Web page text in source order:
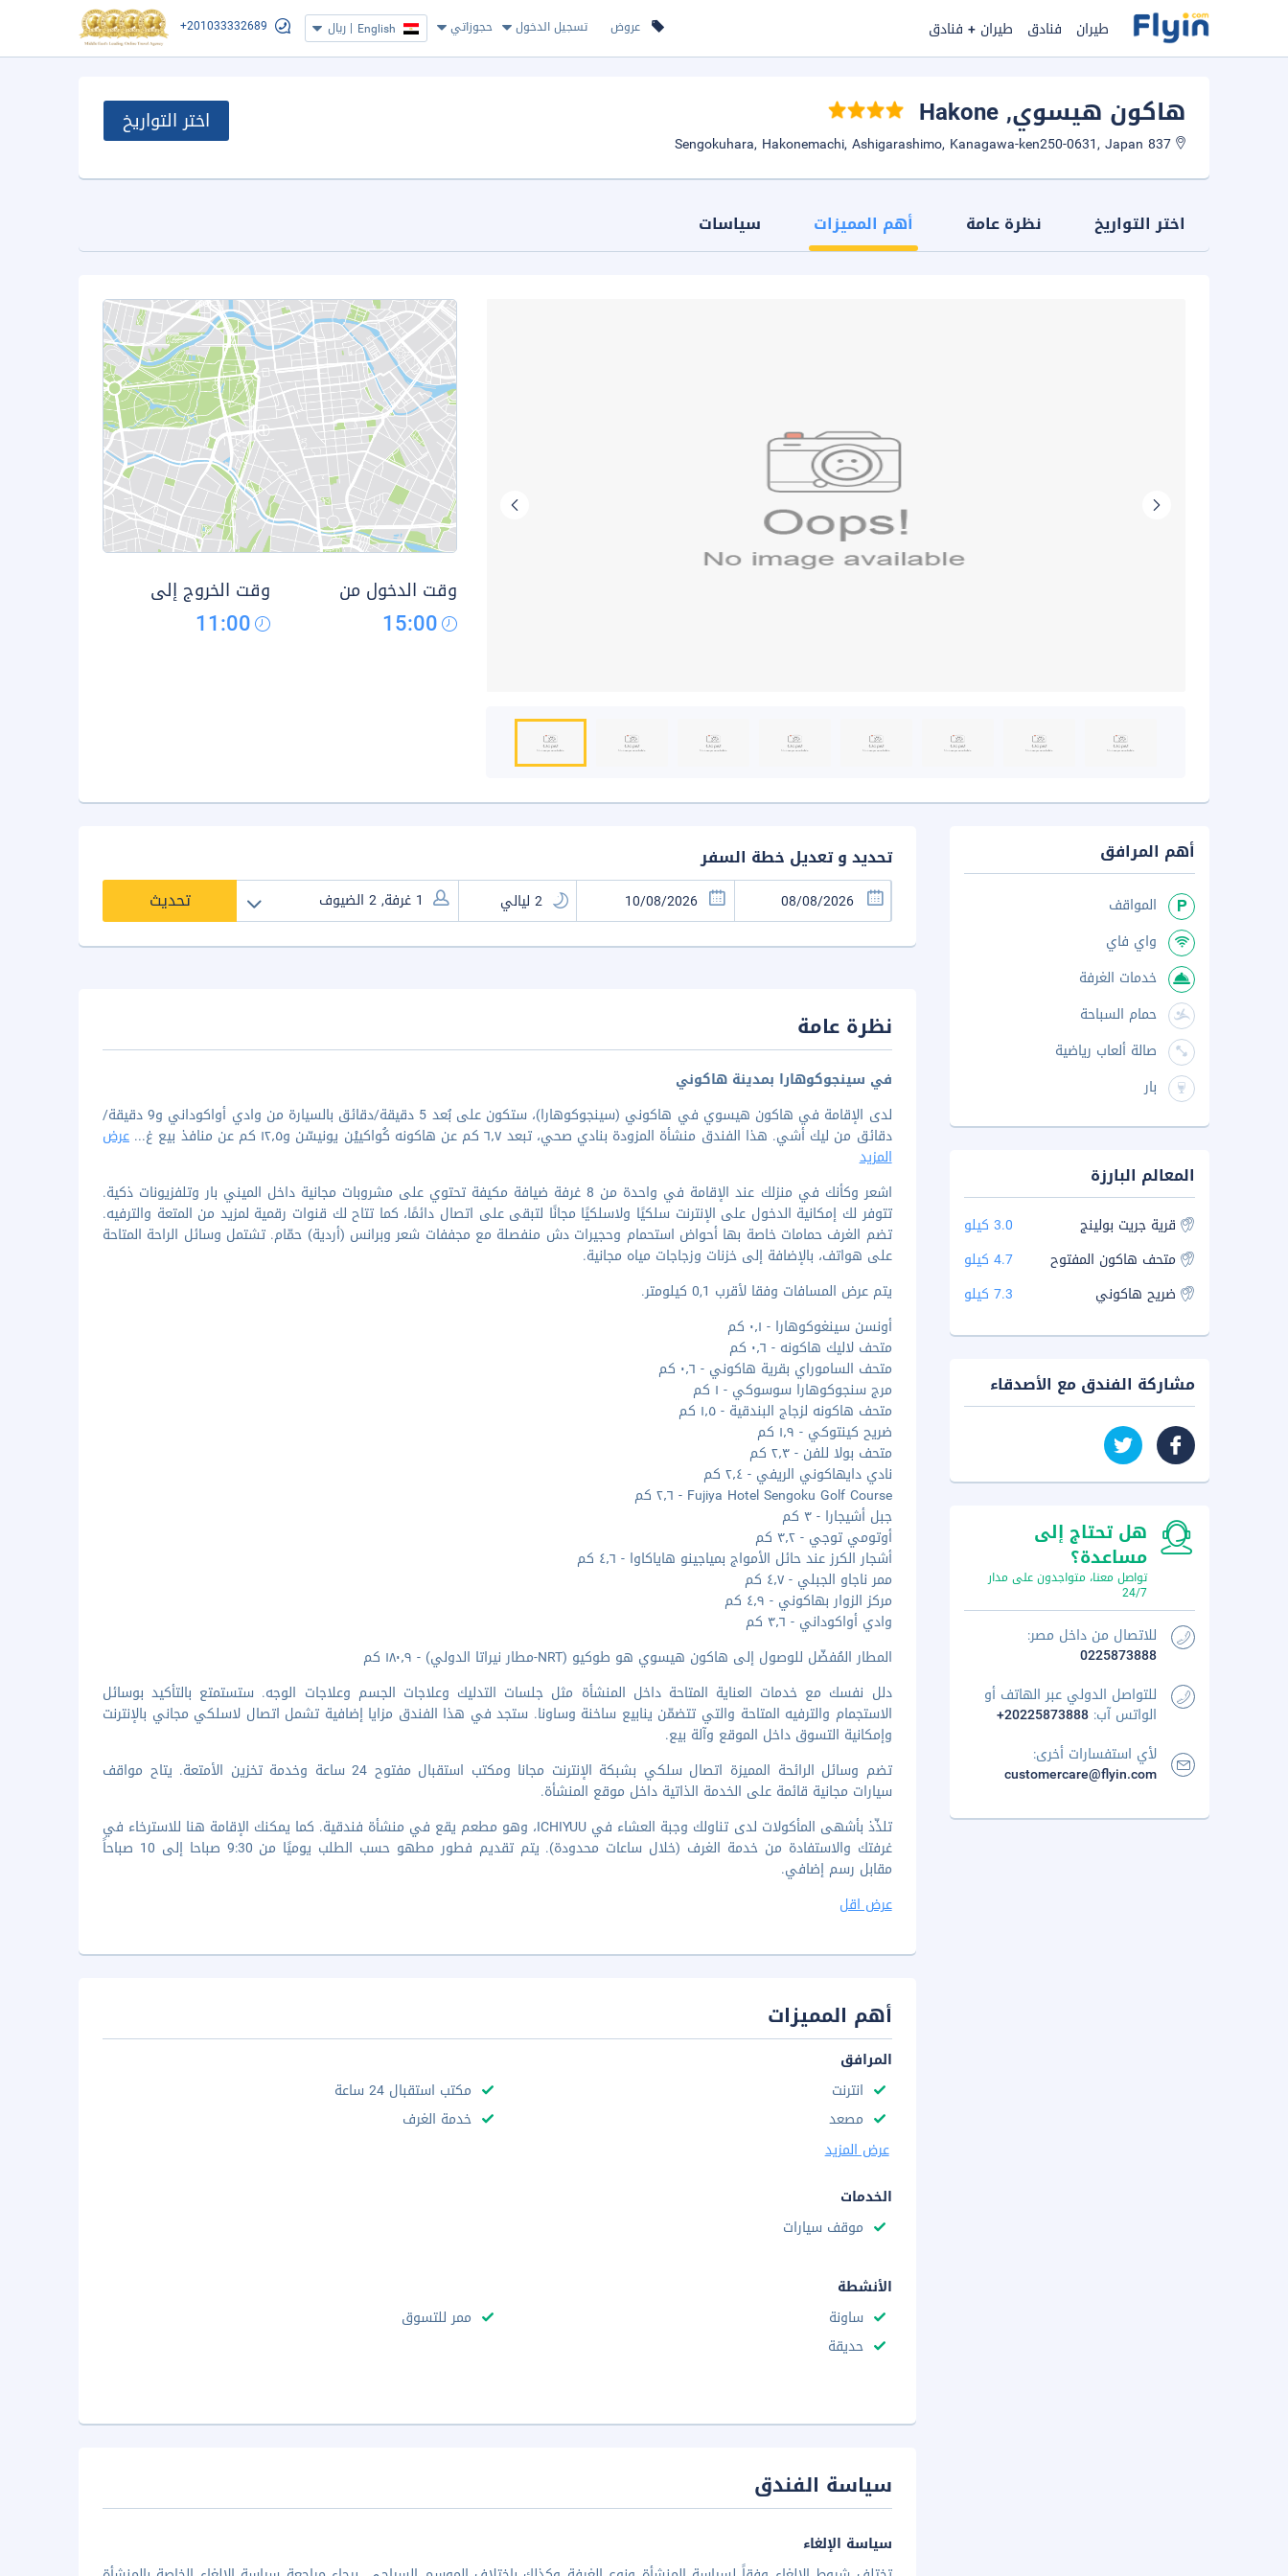
عروض تسجيل الدخول حجوزاتي English
| ريال +201033332689 طيران فنادق طيران + فنادق
هاكون هيسوي, Hakone اختر التواريخ
اختر التواريخ نظرة عامة أهم المميزات سياسات
وقت الدخول من
15:00
وقت الخروج إلى
11:00
تحديد و تعديل خطة السفر
تحديث
نظرة عامة
في سينجوكوهارا بمدينة هاكوني
لدى الإقامة في هاكون هيسوي في هاكوني (سينجوكوهارا)، ستكون على بُعد 5 دقيقة/دقائق بالسيارة من وادي أواكوداني و9 دقيقة/
دقائق من ليك أشي. هذا الفندق منشأة المزودة بنادي صحي، تبعد ٦٫٧ كم عن هاكونه كُواكييْن يونيسّن و١٢٫٥ كم عن منافذ بيع غ
... عرض
المزيد
اشعر وكأنك في منزلك عند الإقامة في واحدة من 8 غرفة ضيافة مكيفة تحتوي على مشروبات مجانية داخل الميني بار وتلفزيونات ذكية.
تتوفر لك إمكانية الدخول على الإنترنت سلكيًا ولاسلكيًا مجانًا لتبقى على اتصال دائمًا، كما تتاح لك قنوات رقمية لمزيد من المتعة والترفيه.
تضم الغرف حمامات خاصة بها أحواض استحمام وحجيرات دش منفصلة مع مجففات شعر وبرانس (أردية) حمّام. تشتمل وسائل الراحة المتاحة
على هواتف، بالإضافة إلى خزنات وزجاجات مياه مجانية.
يتم عرض المسافات وفقا لأقرب 0,1 كيلومتر.
أونسن سينغوكوهارا - ٠٫١ كم
متحف لاليك هاكونه - ٠٫٦ كم
متحف الساموراي بقرية هاكوني - ٠٫٦ كم
مرج سنجوكوهارا سوسوكي - ١ كم
متحف هاكونه لزجاج البندقية - ١٫٥ كم
ضريح كينتوكي - ١٫٩ كم
متحف بولا للفن - ٢٫٣ كم
نادي دايهاكوني الريفي - ٢٫٤ كم
Fujiya Hotel Sengoku Golf Course - ٢٫٦ كم
جبل أشيجارا - ٣ كم
أوتومي توجي - ٣٫٢ كم
أشجار الكرز عند حائل الأمواج بمياجينو هاياكاوا - ٤٫٦ كم
ممر ناجاو الجبلي - ٤٫٧ كم
مركز الزوار بهاكوني - ٤٫٩ كم
وادي أواكوداني - ٣٫٦ كم
المطار المُفضّل للوصول إلى هاكون هيسوي هو طوكيو (NRT-مطار نيراتا الدولي) - ١٨٠٫٩ كم
دلل نفسك مع خدمات العناية المتاحة داخل المنشأة مثل جلسات التدليك وعلاجات الجسم وعلاجات الوجه. ستستمتع بالتأكيد بوسائل
الاستجمام والترفيه المتاحة والتي تتضمّن ينابيع ساخنة وساونا. ستجد في هذا الفندق مزايا إضافية تشمل اتصال لاسلكي مجاني بالإنترنت
وإمكانية التسوق داخل الموقع وآلة بيع.
تضم وسائل الرائحة المميزة اتصال سلكي بشبكة الإنترنت مجانا ومكتب استقبال مفتوح 24 ساعة وخدمة تخزين الأمتعة. يتاح مواقف
سيارات مجانية قائمة على الخدمة الذاتية داخل موقع المنشأة.
تلذّذ بأشهى المأكولات لدى تناولك وجبة العشاء في ICHIYUU، وهو مطعم يقع في منشأة فندقية. كما يمكنك الإقامة هنا للاسترخاء في
غرفتك والاستفادة من خدمة الغرف (خلال ساعات محدودة). يتم تقديم فطور مطهو حسب الطلب يوميًا من 9:30 صباحا إلى 10 صباحاً
مقابل رسم إضافي.
عرض اقل
أهم المميزات
المرافق
انترنت
مكتب استقبال 24 ساعة
مصعد
خدمة الغرف
عرض المزيد
الخدمات
موقف سيارات
الأنشطة
ساونة
ممر للتسوق
حديقة
سياسة الفندق
سياسة الإلغاء
أهم المرافق
المواقف
واي فاي
خدمات الغرفة
حمام السباحة
صالة ألعاب رياضية
بار
المعالم البارزة
قرية جريت بولينج
3.0 كيلو
متحف هاكون المفتوح
4.7 كيلو
ضريح هاكوني
7.3 كيلو
مشاركة الفندق مع الأصدقاء
هل تحتاج إلى
مساعدة؟
تواصل معنا، متواجدون على مدار
24/7
للاتصال من داخل مصر:
0225873888
للتواصل الدولي عبر الهاتف أو
الواتس آب: +20225873888
لأي استفسارات أخرى:
customercare@flyin.com